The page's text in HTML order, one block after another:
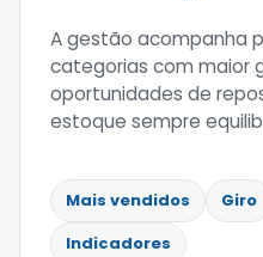
A gestão acompanha
categorias com maior
oportunidades de
estoque sempre
Mais vendidos Giro
Indicadores